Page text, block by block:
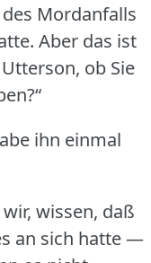
Mordanfalls
Aber das ist
ob Sie
ihn einmal
wissen, daß
an sich hatte —